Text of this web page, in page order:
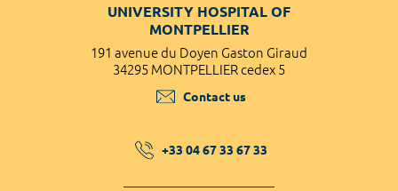
UNIVERSITY HOSPITAL OF
MONTPELLIER
191 avenue du Doyen Gaston Giraud
34295 MONTPELLIER cedex 5
Contact us
+33 04 67 33 67 33